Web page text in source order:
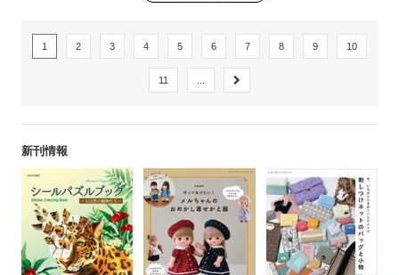
1 2 3 4 5 6 7 8 9 10
11
新刊情報